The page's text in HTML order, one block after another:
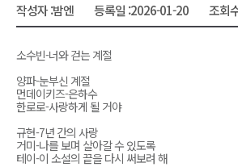
작성자 :밤엔 등록일 :2026-01-20 조회
소수빈-너와 걷는 계절
양파-눈부신 계절
먼데이키즈-은하수
한로로-사랑하게 될 거야
규현-7년 간의 사랑
거미-나를 보며 살아갈 수 있도록
테이-이 소설의 끝을 다시 써보려 해